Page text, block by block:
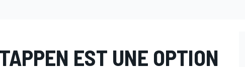
EST UNE OPTION